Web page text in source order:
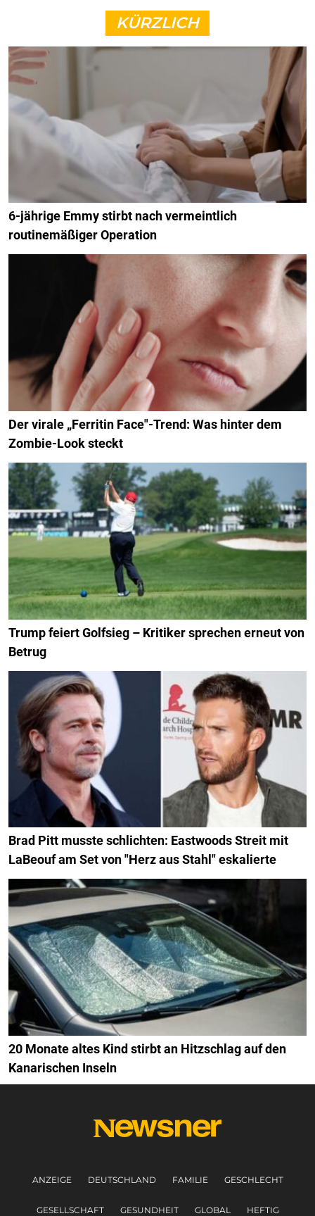
KÜRZLICH
6-jährige Emmy stirbt nach vermeintlich
routinemäßiger Operation
Der virale „Ferritin Face"-Trend: Was hinter dem
Zombie-Look steckt
Trump feiert Golfsieg – Kritiker sprechen erneut von
Betrug
Brad Pitt musste schlichten: Eastwoods Streit mit
LaBeouf am Set von "Herz aus Stahl" eskalierte
20 Monate altes Kind stirbt an Hitzschlag auf den
Kanarischen Inseln
ANZEIGE DEUTSCHLAND FAMILIE GESCHLECHT
GESELLSCHAFT GESUNDHEIT GLOBAL HEFTIG